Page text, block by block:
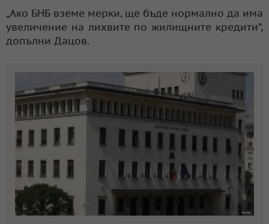
„Ако БНБ вземе мерки, ще бъде нормално да има
увеличение на лихвите по жилищните кредити”,
допълни Дацов.